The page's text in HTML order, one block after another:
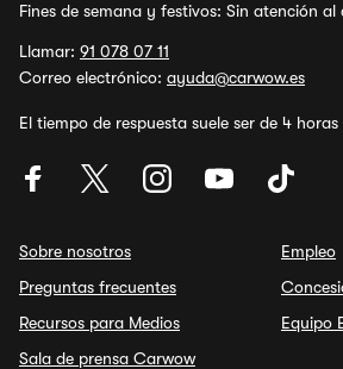
Fines de semana y festivos: Sin atención al
Llamar: 91 078 07 11
Correo electrónico: ayuda@carwow.es
El tiempo de respuesta suele ser de 4 horas
Sobre nosotros
Preguntas frecuentes
Recursos para Medios
Sala de prensa Carwow
Empleo
Equipo